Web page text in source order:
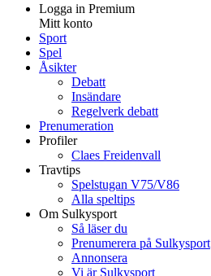
Logga in Premium
Mitt konto
Sport
Spel
Åsikter
Debatt
Insändare
Regelverk debatt
Prenumeration
Profiler
Claes Freidenvall
Travtips
Spelstugan V75/V86
Alla speltips
Om Sulkysport
Så läser du
Prenumerera på Sulkysport
Annonsera
Vi är Sulkysport